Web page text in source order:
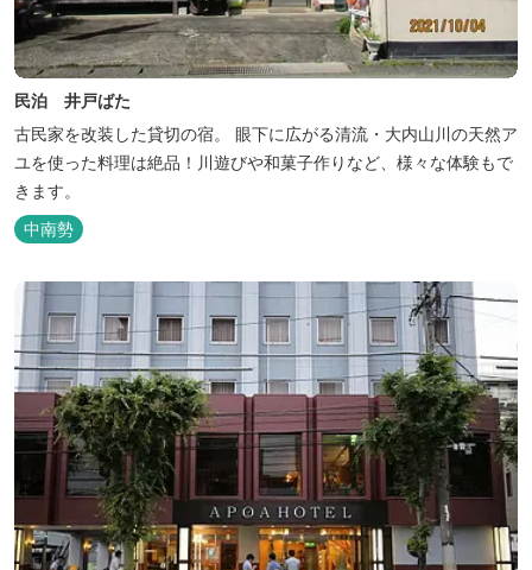
民泊 井戸ばた
古民家を改装した貸切の宿。 眼下に広がる清流・大内山川の天然ア
ユを使った料理は絶品！川遊びや和菓子作りなど、様々な体験もで
きます。
中南勢